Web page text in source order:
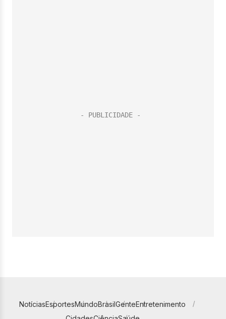
NotíciasEsportesMundoBrasilGenteEntretenimento